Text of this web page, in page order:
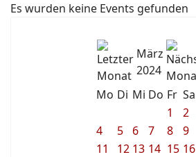
Es wurden keine Events gefunden
März
2024
Mo Di Mi Do Fr Sa
1
2
4
5 6 7 8 9
11
12 13 14 15 16